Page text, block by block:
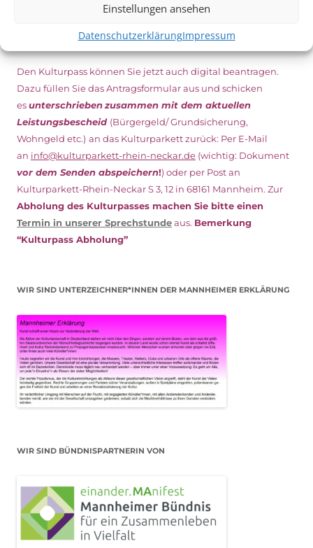
Einstellungen ansehen
DatenschutzerklärungImpressum
NEU: DOWNLOAD UND DIGITAL BEANTRAGEN!
Den Kulturpass können Sie jetzt auch digital beantragen.
Dazu füllen Sie das Antragsformular aus und schicken
esunterschriebenzusammen mit dem aktuellen
Leistungsbescheid (Bürgergeld/ Grundsicherung,
Wohngeld etc.) an das Kulturparkett zurück: Per E-Mail
an info@kulturparkett-rhein-neckar.de (wichtig: Dokument
vor dem Senden abspeichern!) oder per Post an
Kulturparkett-Rhein-Neckar S 3, 12 in 68161 Mannheim. Zur
Abholung des Kulturpasses machen Sie bitte einen
Termin in unserer Sprechstundeaus. Bemerkung
“Kulturpass Abholung”
WIR SIND UNTERZEICHNER*INNEN DER MANNHEIMER ERKLÄRUNG
WIR SIND BÜNDNISPARTNERIN VON